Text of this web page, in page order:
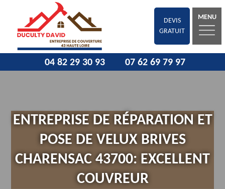
DEVIS
GRATUIT
MENU
04 82 29 30 93 07 62 69 79 97
ENTREPRISE DE RÉPARATION ET
POSE DE VELUX BRIVES
CHARENSAC 43700: EXCELLENT
COUVREUR